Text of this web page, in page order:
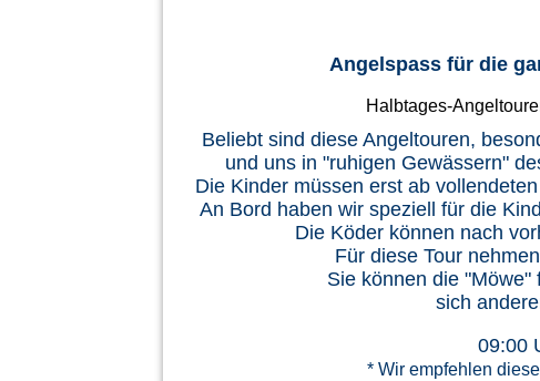
Angelspass für die
Halbtages-
Beliebt sind diese Angeltouren,
und uns in "ruhigen Gewässern"
Die Kinder müssen erst ab
An Bord haben wir speziell für die
Die Köder können nach
Für diese Tour
Sie können die
sich
09:00
* Wir empfehlen